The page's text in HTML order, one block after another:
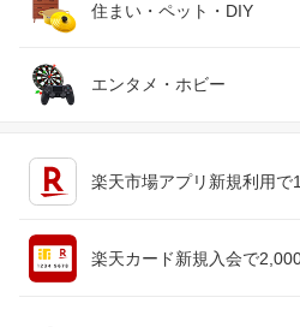
腕時計
ジュエリー・アクセサリー
スマートフォン・タブレット
パソコン・周辺機器
ゴルフ
車用品・バイク用品
車・バイク
住まい・ペット・DIY
インテリア・寝具・収納
エンタメ・ホビー
楽天市場アプリ新規利用で
楽天カード新規入会で